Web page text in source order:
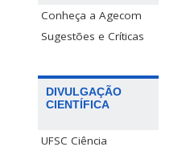
Conheça a Agecom
Sugestões e Críticas
DIVULGAÇÃO
CIENTÍFICA
UFSC Ciência